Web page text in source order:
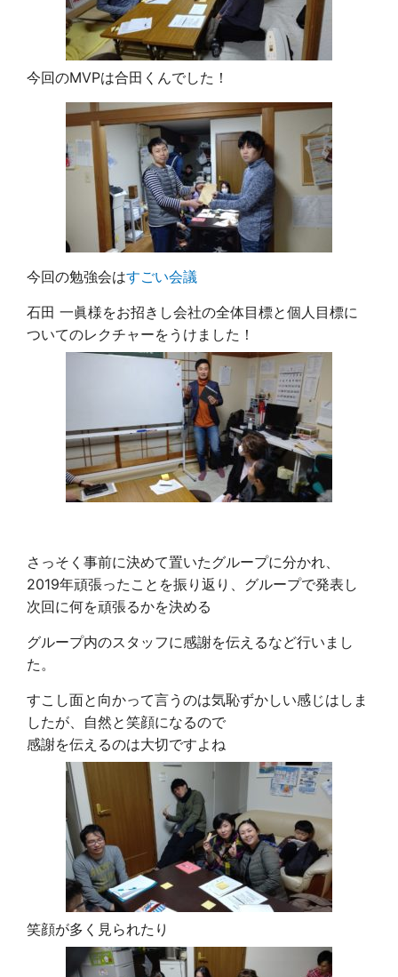
今回のMVPは合田くんでした！
今回の勉強会はすごい会議
石田 一眞様をお招きし会社の全体目標と個人目標に
ついてのレクチャーをうけました！
さっそく事前に決めて置いたグループに分かれ、
2019年頑張ったことを振り返り、グループで発表し
次回に何を頑張るかを決める
グループ内のスタッフに感謝を伝えるなど行いまし
た。
すこし面と向かって言うのは気恥ずかしい感じはしま
したが、自然と笑顔になるので
感謝を伝えるのは大切ですよね
笑顔が多く見られたり